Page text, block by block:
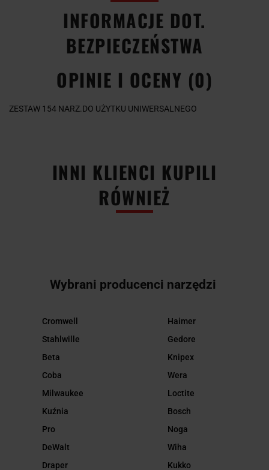
INFORMACJE DOT.
BEZPIECZEŃSTWA
OPINIE I OCENY (0)
ZESTAW 154 NARZ.DO UŻYTKU UNIWERSALNEGO
INNI KLIENCI KUPILI
RÓWNIEŻ
Wybrani producenci narzędzi
Cromwell
Stahlwille
Beta
Coba
Milwaukee
Kuźnia
Pro
DeWalt
Draper
Haimer
Gedore
Knipex
Wera
Loctite
Bosch
Noga
Wiha
Kukko